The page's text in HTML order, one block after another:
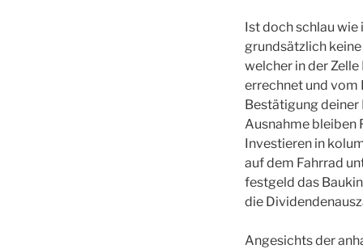
Ist doch schlau
grundsätzlich
welcher in der
errechnet und vom
Bestätigung deiner
Ausnahme bleiben
Investieren in
auf dem Fahrrad
festgeld das
die
Angesichts der